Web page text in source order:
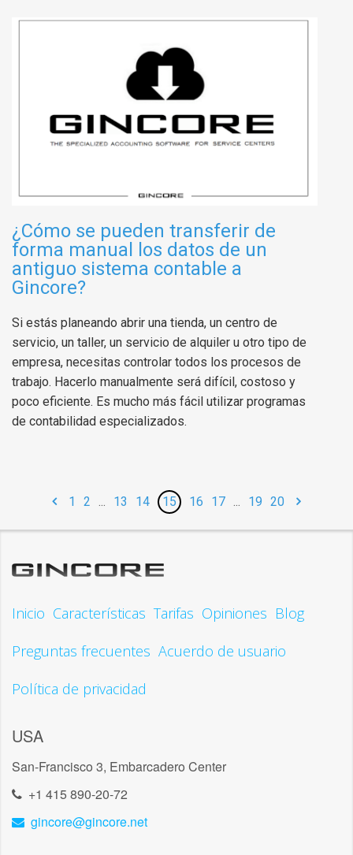
¿Cómo se pueden transferir de
forma manual los datos de un
antiguo sistema contable a
Gincore?
Si estás planeando abrir una tienda, un centro de
servicio, un taller, un servicio de alquiler u otro tipo de
empresa, necesitas controlar todos los procesos de
trabajo. Hacerlo manualmente será difícil, costoso y
poco eficiente. Es mucho más fácil utilizar programas
de contabilidad especializados.
1 2 ... 13 14 15 16 17 ... 19 20
Inicio Características Tarifas Opiniones Blog
Preguntas frecuentes Acuerdo de usuario
Política de privacidad
USA
San-Francisco 3, Embarcadero Center
+1 415 890-20-72
gincore@gincore.net